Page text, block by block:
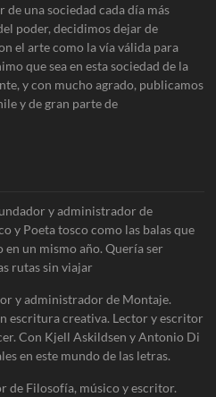
una sociedad cada día más
poder, decidimos dejar de
el arte como la vía válida para
que sea en esta sociedad de la
y con mucho agrado, publicamos
y de gran parte de
y administrador de
y Poeta tosco como las balas que
en un mismo año. Quería ser
rutas sin viajar
y administrador de Montaje.
escritura creativa. Lector y escritor
Con Kjell Askildsen y Antonio Di
en este mundo de las letras.
de Filosofía, músico y escritor.